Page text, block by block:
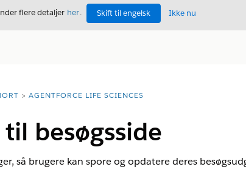
flere detaljer her. Skift til engelsk Ikke nu
AGENTFORCE LIFE SCIENCES
besøgsside
så brugere kan spore og opdatere deres